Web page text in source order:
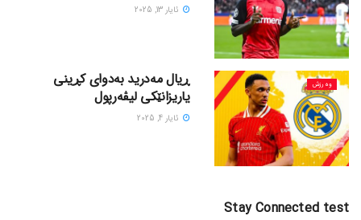
ئایار 13, 2025
وەرزش
ڕیال مەدرید بەدوای کڕینی
یاریزانێکی لیڤەرپول
ئایار 4, 2025
Stay Connected test